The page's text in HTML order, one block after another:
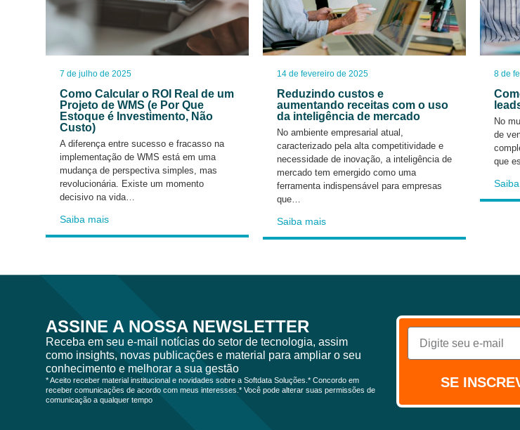
7 de julho de 2025
Como Calcular o ROI Real de um
Projeto de WMS (e Por Que
Estoque é Investimento, Não
Custo)
A diferença entre sucesso e fracasso na
implementação de WMS está em uma
mudança de perspectiva simples, mas
revolucionária. Existe um momento
decisivo na vida…
Saiba mais
14 de fevereiro de 2025
Reduzindo custos e
aumentando receitas com o uso
da inteligência de mercado
No ambiente empresarial atual,
caracterizado pela alta competitividade e
necessidade de inovação, a inteligência de
mercado tem emergido como uma
ferramenta indispensável para empresas
que…
Saiba mais
8 de
No
de
que
ASSINE A NOSSA NEWSLETTER
Receba em seu e-mail notícias do setor de tecnologia, assim
como insights, novas publicações e material para ampliar o seu
conhecimento e melhorar a sua gestão
* Aceito receber material institucional e novidades sobre a Softdata Soluções.* Concordo em
receber comunicações de acordo com meus interesses.* Você pode alterar suas permissões de
comunicação a qualquer tempo
SE